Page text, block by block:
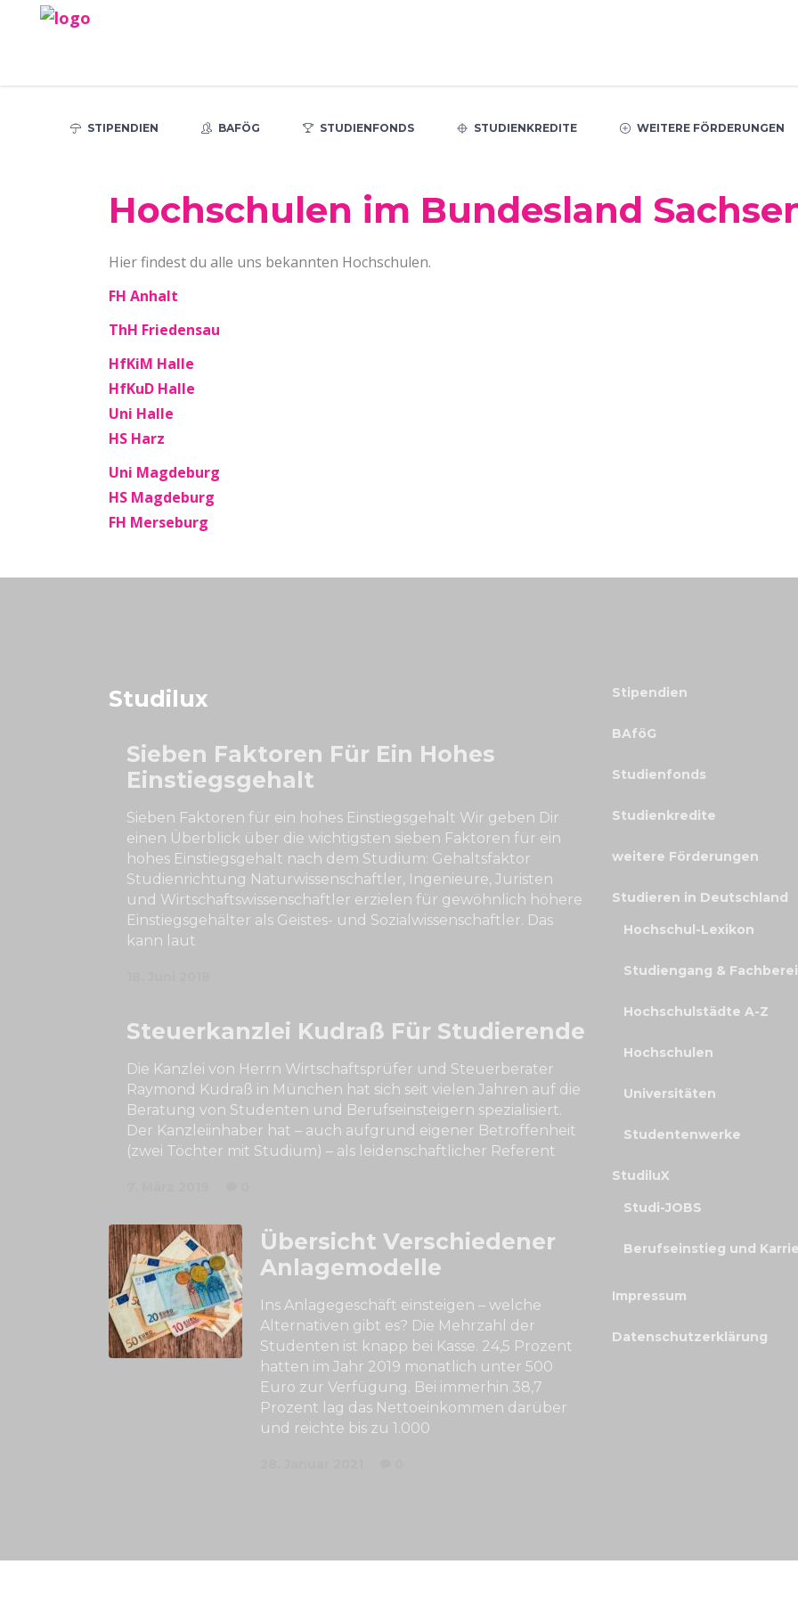
STIPENDIEN BAFÖG STUDIENFONDS STUDIENKREDITE WEITERE FÖRDERUNGEN
Hochschulen im Bundesland
Hier findest du alle uns bekannten Hochschulen.
FH Anhalt
ThH Friedensau
HfKiM Halle
HfKuD Halle
Uni Halle
HS Harz
Uni Magdeburg
HS Magdeburg
FH Merseburg
Studilux
Sieben Faktoren Für Ein Hohes
Einstiegsgehalt
Sieben Faktoren für ein hohes Einstiegsgehalt Wir geben Dir
einen Überblick über die wichtigsten sieben Faktoren für ein
hohes Einstiegsgehalt nach dem Studium: Gehaltsfaktor
Studienrichtung Naturwissenschaftler, Ingenieure, Juristen
und Wirtschaftswissenschaftler erzielen für gewöhnlich höhere
Einstiegsgehälter als Geistes- und Sozialwissenschaftler. Das
kann laut
Steuerkanzlei Kudraß Für Studierende
Die Kanzlei von Herrn Wirtschaftsprüfer und Steuerberater
Raymond Kudraß in München hat sich seit vielen Jahren auf die
Beratung von Studenten und Berufseinsteigern spezialisiert.
Der Kanzleiinhaber hat – auch aufgrund eigener Betroffenheit
(zwei Töchter mit Studium) – als leidenschaftlicher Referent
Übersicht Verschiedener
Anlagemodelle
Ins Anlagegeschäft einsteigen – welche
Alternativen gibt es? Die Mehrzahl der
Studenten ist knapp bei Kasse. 24,5 Prozent
hatten im Jahr 2019 monatlich unter 500
Euro zur Verfügung. Bei immerhin 38,7
Prozent lag das Nettoeinkommen darüber
und reichte bis zu 1.000
Stipendien
BAföG
Studienfonds
Studienkredite
weitere Förderungen
Studieren in Deutschland
Hochschul-Lexikon
Studiengang &
Hochschulstädte A-Z
Hochschulen
Universitäten
Studentenwerke
StudiluX
Studi-JOBS
Berufseinstieg und
Impressum
Datenschutzerklärung